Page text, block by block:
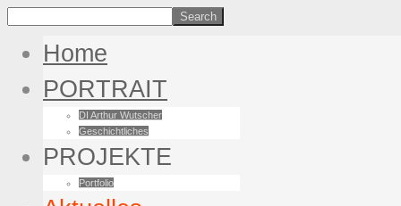
Home
PORTRAIT
DI Arthur Wutscher
Geschichtliches
PROJEKTE
Portfolio